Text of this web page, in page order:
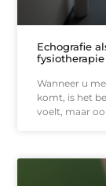
Echografie
fysiotherapie
Wanneer u
komt, is het
voelt, maar